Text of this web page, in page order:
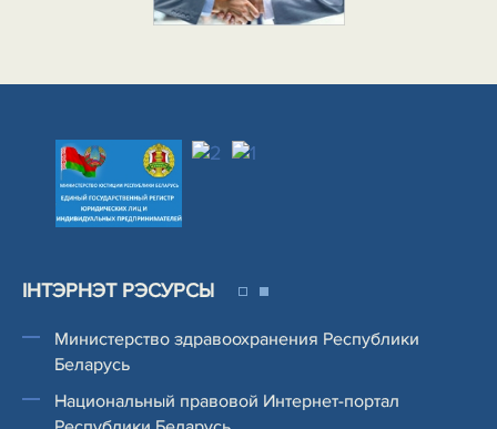
IНТЭРНЭТ РЭСУРСЫ
Министерство здравоохранения Республики
Беларусь
Национальный правовой Интернет-портал